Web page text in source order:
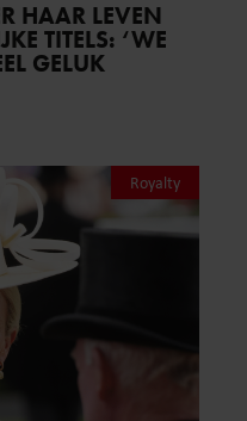
HAAR LEVEN
TITELS: ‘WE
GELUK
Royalty